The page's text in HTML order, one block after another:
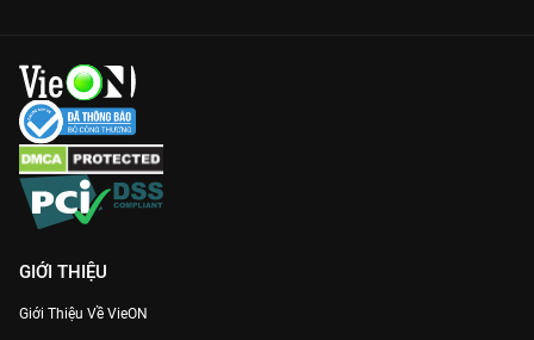
GIỚI THIỆU
Giới Thiệu Về VieON